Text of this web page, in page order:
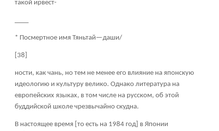
такой иpвест-
* Посмертное имя Тяньтай—даши/
[38]
ности, как чань, но тем не менее его влияние на японскую
идеологию и культуру велико. Однако литература на
европейских языках, в том числе на русском, об этой
буддийской школе чрезвычайно скудна.
В настоящее время [ то есть на 1984 год ] в Японии